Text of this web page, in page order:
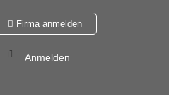
Firma anmelden
Anmelden